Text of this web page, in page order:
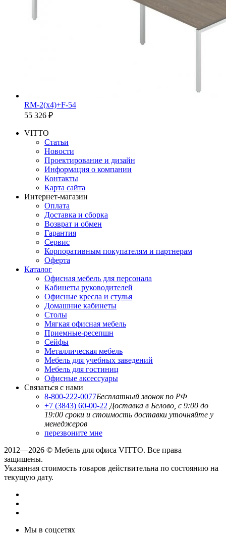
RM-2(x4)+F-54
55 326 ₽
VITTO
Статьи
Новости
Проектирование и дизайн
Информация о компании
Контакты
Карта сайта
Интернет-магазин
Оплата
Доставка и сборка
Возврат и обмен
Гарантия
Сервис
Корпоративным покупателям и партнерам
Оферта
Каталог
Офисная мебель для персонала
Кабинеты руководителей
Офисные кресла и стулья
Домашние кабинеты
Столы
Мягкая офисная мебель
Приемные-ресепшн
Сейфы
Металлическая мебель
Мебель для учебных заведений
Мебель для гостиниц
Офисные аксессуары
Связаться с нами
8-800-222-0077Бесплатный звонок по РФ
+7 (3843) 60-00-22 Доставка в Белово, с 9:00 до
19:00 сроки и стоимость доставки уточняйте у
менеджеров
перезвоните мне
2012—2026 © Мебель для офиса VITTO. Все права
защищены.
Указанная стоимость товаров действительна по состоянию на
текущую дату.
Мы в соцсетях